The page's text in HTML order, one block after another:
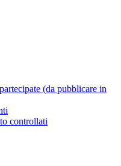
(da pubblicare in
controllati